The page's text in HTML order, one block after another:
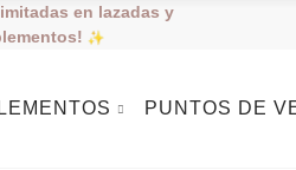
en lazadas y
PUNTOS DE